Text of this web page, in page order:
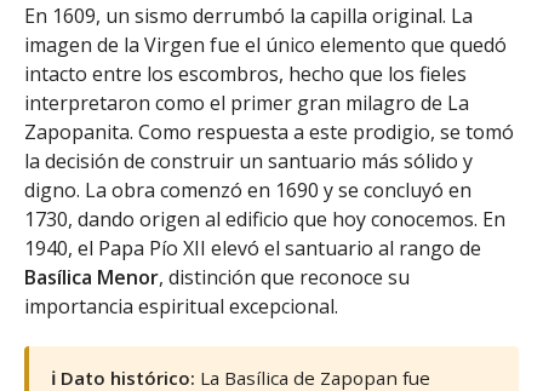
En 1609, un sismo derrumbó la capilla original. La
imagen de la Virgen fue el único elemento que quedó
intacto entre los escombros, hecho que los fieles
interpretaron como el primer gran milagro de La
Zapopanita. Como respuesta a este prodigio, se tomó
la decisión de construir un santuario más sólido y
digno. La obra comenzó en 1690 y se concluyó en
1730, dando origen al edificio que hoy conocemos. En
1940, el Papa Pío XII elevó el santuario al rango de
Basílica Menor, distinción que reconoce su
importancia espiritual excepcional.
ℹ️ Dato histórico: La Basílica de Zapopan fue